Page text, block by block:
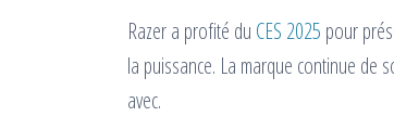
Razer a profité du CES 2025 pour
la puissance. La marque continue de
avec.